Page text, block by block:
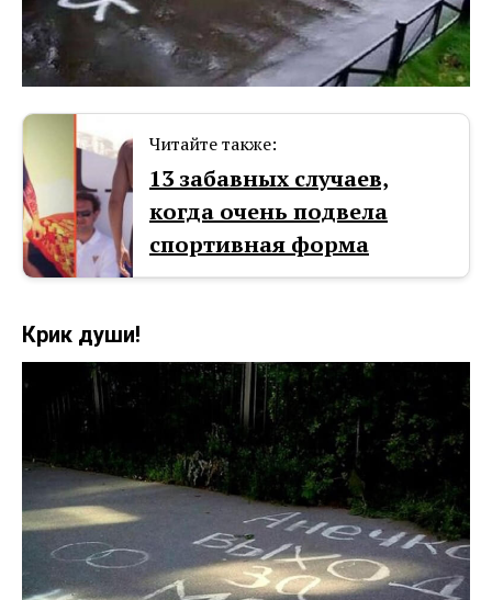
Читайте также:
13 забавных случаев,
когда очень подвела
спортивная форма
Крик души!